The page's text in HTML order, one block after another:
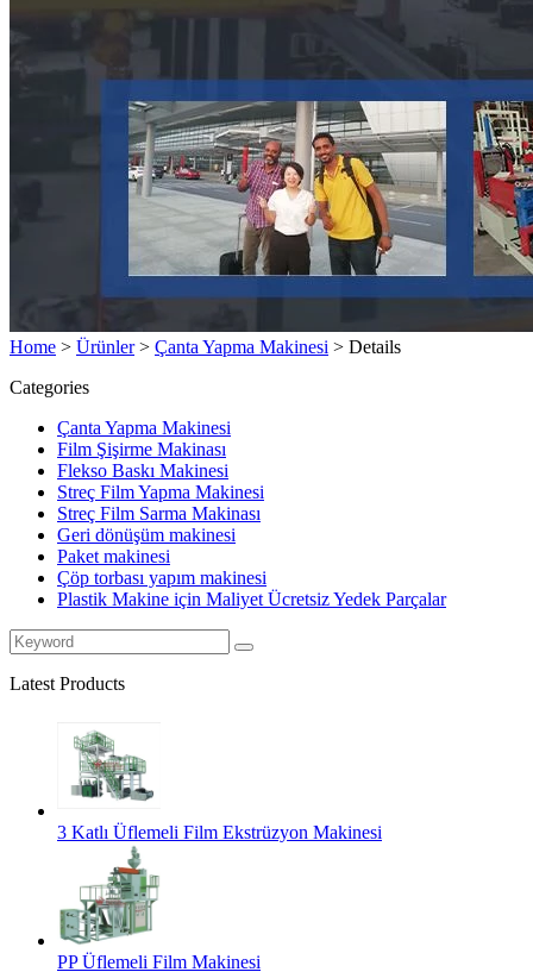
Home > Ürünler> Çanta Yapma Makinesi > Details
Categories
Çanta Yapma Makinesi
Film Şişirme Makinası
Flekso Baskı Makinesi
Streç Film Yapma Makinesi
Streç Film Sarma Makinası
Geri dönüşüm makinesi
Paket makinesi
Çöp torbası yapım makinesi
Plastik Makine için Maliyet Ücretsiz Yedek Parçalar
Latest Products
3 Katlı Üflemeli Film Ekstrüzyon Makinesi
PP Üflemeli Film Makinesi